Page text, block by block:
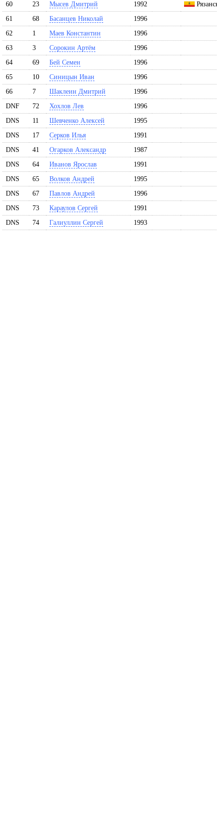
60 23 Мысев Дмитрий 1992
61
68 Басанцев Николай
1996
62
1 Маев Константин
1996
63
3 Сорокин Артём
1996
64
69 Бей Семен
1996
65
10 Синицын Иван
1996
66
7 Шаклеин Дмитрий
1996
DNF
72 Хохлов Лев
1996
DNS
11 Шевченко Алексей
1995
DNS
17 Серков Илья
1991
DNS
41 Огарков Александр
1987
DNS
64 Иванов Ярослав
1991
DNS
65 Волков Андрей
1995
DNS
67 Павлов Андрей
1996
DNS
73 Караулов Сергей
1991
DNS
74 Галиуллин Сергей 1993